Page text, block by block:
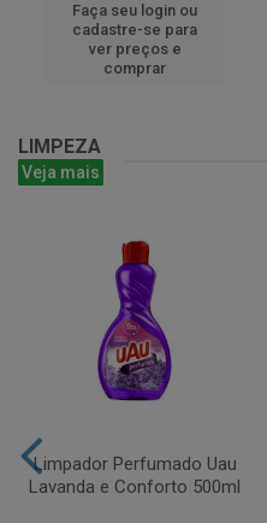
Faça seu login ou
cadastre-se para
ver preços e
comprar
LIMPEZA
Veja mais
Limpador Perfumado Uau
Lavanda e Conforto 500ml